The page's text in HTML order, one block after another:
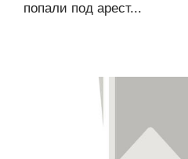
попали под арест...